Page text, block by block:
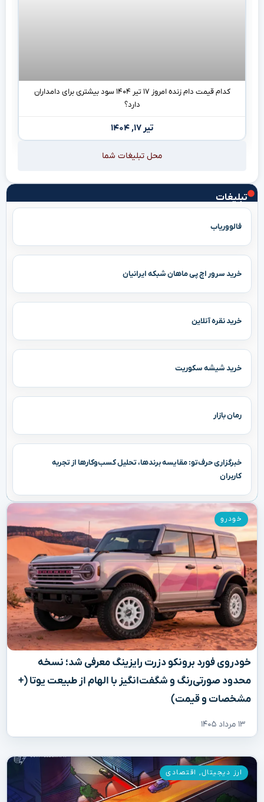
تبلیغات
فالووریاب
خرید سرور اچ پی ماهان شبکه ایرانیان
خرید نقره آنلاین
خرید شیشه سکوریت
رمان بازار
خبرگزاری حرف‌تو: مقایسه برندها، تحلیل کسب‌وکارها از تجربه
کاربران
خودروی فورد برونکو دزرت رایزینگ معرفی شد؛ نسخه
محدود صورتی‌رنگ و شگفت‌انگیز با الهام از طبیعت یوتا (+
مشخصات و قیمت)
۱۳ مرداد ۱۴۰۵
خودرو
ارز دیجیتال, اقتصادی
کدام قیمت دام زنده امروز ۱۷ تیر ۱۴۰۴ سود بیشتری برای دامداران
دارد؟
تیر ۱۷, ۱۴۰۴
محل تبلیغات شما